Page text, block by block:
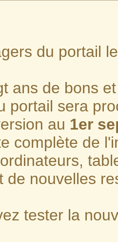
du portail
ans de bons
portail sera
au 1er
complète de
de nouvelles
tester la